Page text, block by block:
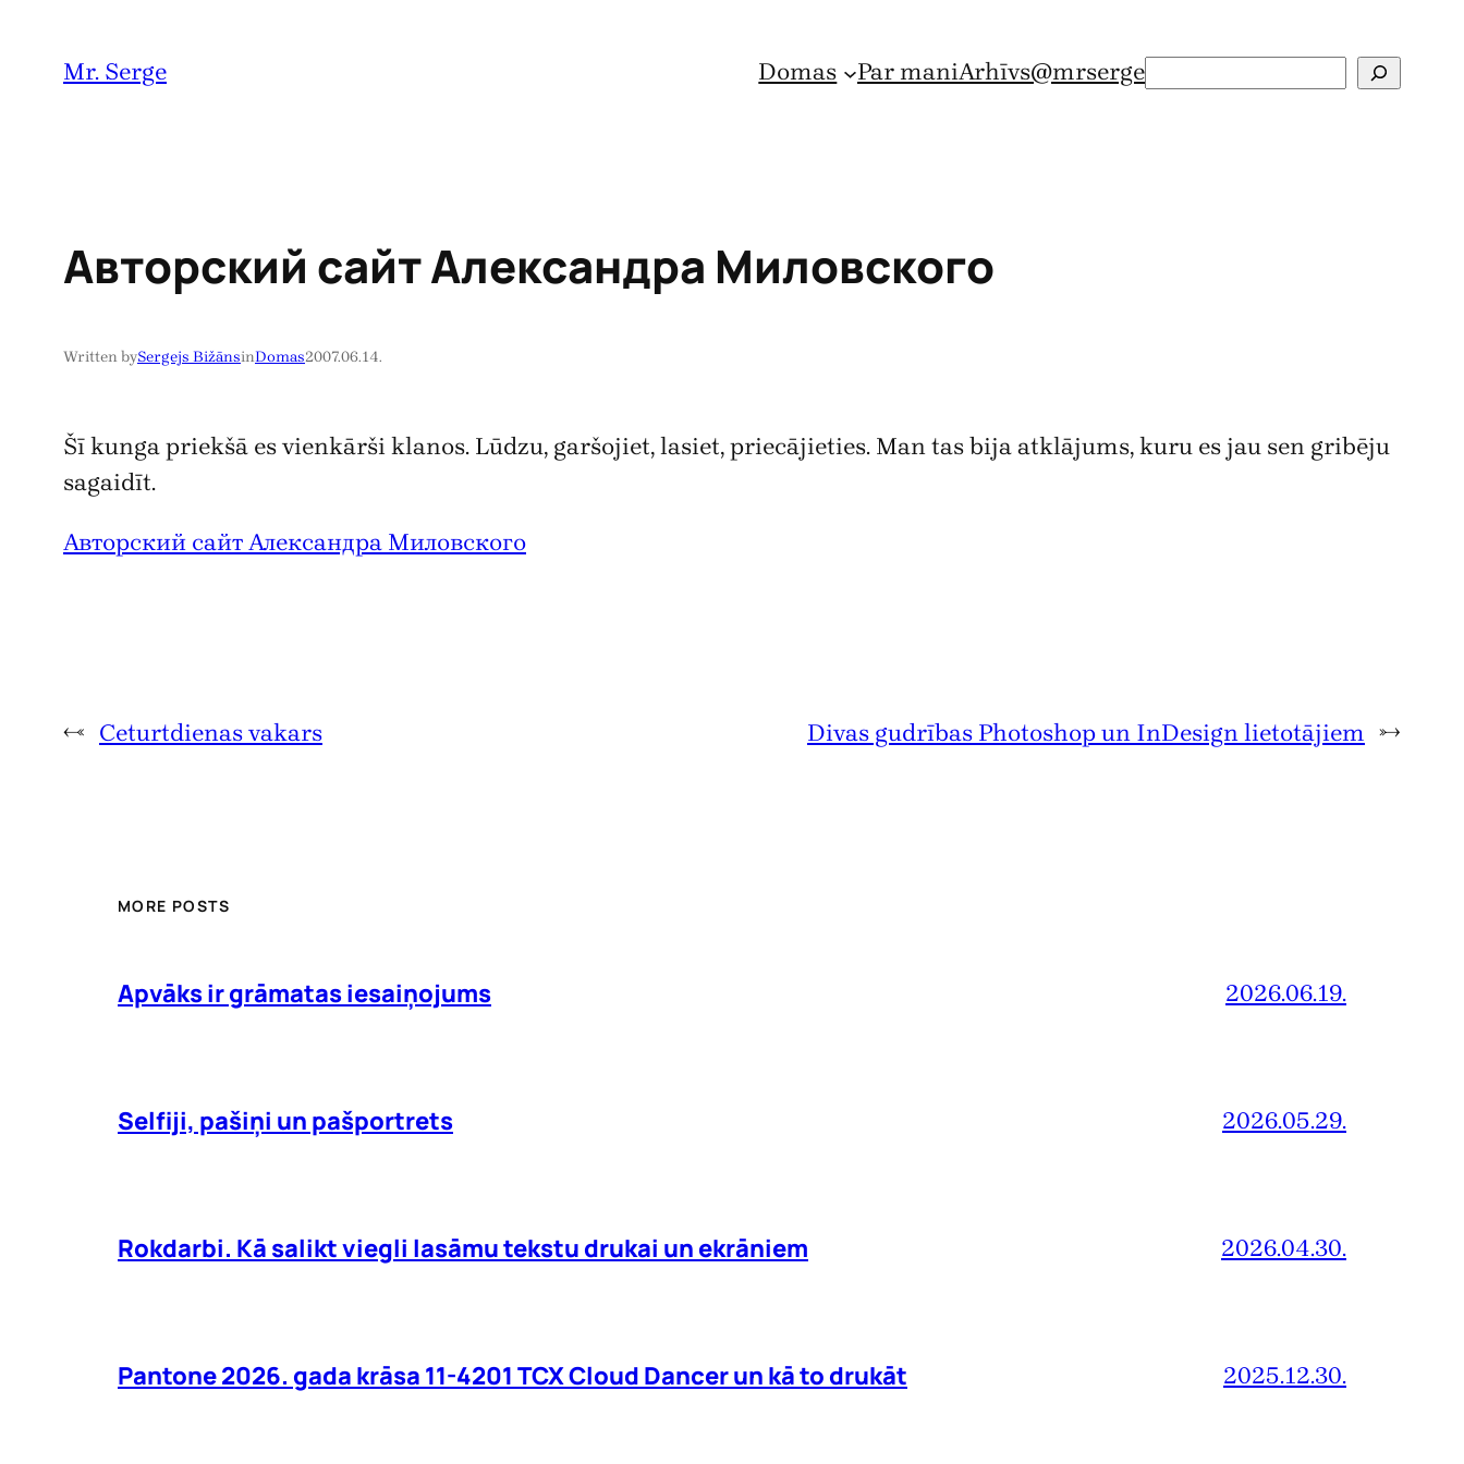
Mr. Serge Domas Par maniArhīvs@mrsergeSearch
Авторский сайт Александра Миловского
Written bySergejs BižānsinDomas2007.06.14.
Šī kunga priekšā es vienkārši klanos. Lūdzu, garšojiet, lasiet, priecājieties. Man tas bija atklājums, kuru es jau sen gribēju
sagaidīt.
Авторский сайт Александра Миловского
← Ceturtdienas vakars Divas gudrības Photoshop un InDesign lietotājiem →
MORE POSTS
Apvāks ir grāmatas iesaiņojums 2026.06.19.
Selfiji, pašiņi un pašportrets 2026.05.29.
Rokdarbi. Kā salikt viegli lasāmu tekstu drukai un ekrāniem 2026.04.30.
Pantone 2026. gada krāsa 11-4201 TCX Cloud Dancer un kā to drukāt 2025.12.30.